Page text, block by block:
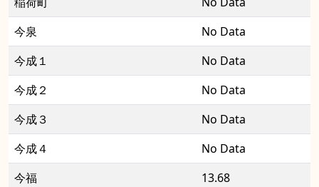
今泉
No Data
今成１
No Data
今成２
No Data
今成３
No Data
今成４
No Data
今福
13.68